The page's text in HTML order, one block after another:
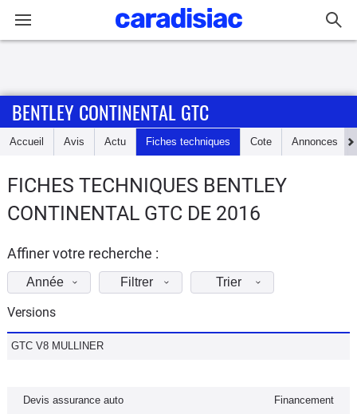
Accueil
Essais
d'achat
Electriques
Utilitaires
Auto
BENTLEY CONTINENTAL GTC
Accueil Avis Actu Fiches techniques Cote Annonces
FICHES TECHNIQUES BENTLEY
CONTINENTAL GTC DE 2016
Affiner votre recherche :
Année Filtrer Trier
Versions
GTC V8 MULLINER
Devis assurance auto Financement